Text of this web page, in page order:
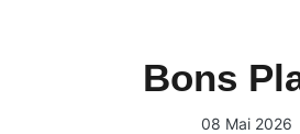
Bons
08 Mai 2026